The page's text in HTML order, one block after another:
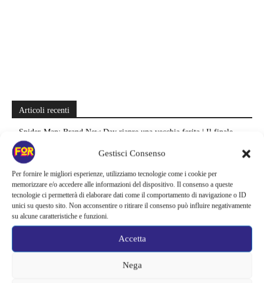
Gestisci Consenso
Per fornire le migliori esperienze, utilizziamo tecnologie come i cookie per
memorizzare e/o accedere alle informazioni del dispositivo. Il consenso a queste
tecnologie ci permetterà di elaborare dati come il comportamento di navigazione o ID
unici su questo sito. Non acconsentire o ritirare il consenso può influire negativamente
su alcune caratteristiche e funzioni.
Accetta
Nega
Articoli recenti
Spider-Man: Brand New Day riapre una vecchia ferita | Il finale
alimenta una nuova teoria: il dettaglio che coinvolge i due più amati
Barbie 2 rischia di saltare | Warner Bros. ha pochi mesi per trovare un
accordo: il dubbio che divide Hollywood
La bocca del diavolo arriva su Prime Video, squali e claustrofobia nel
nuovo survival horror: una vacanza diventa una trappola
La paura dell’altezza torna al cinema | Il sequel di Fall cambia
scenario: una nuova sfida senza via di fuga